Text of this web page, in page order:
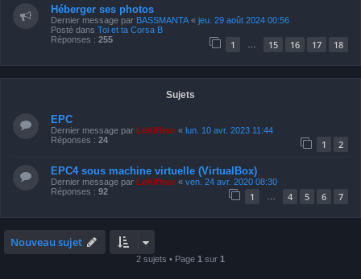
Héberger ses photos
Dernier message par BASSMANTA « jeu. 29 août 2024 00:56
Posté dans Toi et ta Corsa B
Réponses : 255 1 15 16 17 18
Sujets
EPC
Dernier message par LeKiffeur « lun. 10 avr. 2023 11:44
Réponses : 24 1 2
EPC4 sous machine virtuelle (VirtualBox)
Dernier message par LeKiffeur « ven. 24 avr. 2020 08:30
Réponses : 92 1 4 5 6 7
Nouveau sujet
2 sujets • Page 1 sur 1